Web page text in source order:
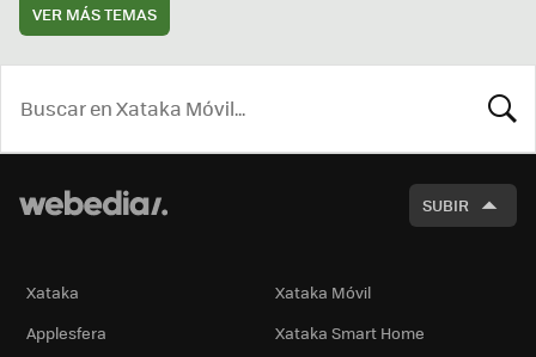
VER MÁS TEMAS
SUBIR
Xataka
Xataka Móvil
Applesfera
Xataka Smart Home